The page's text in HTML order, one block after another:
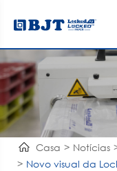
Casa Notícias
Novo visual da